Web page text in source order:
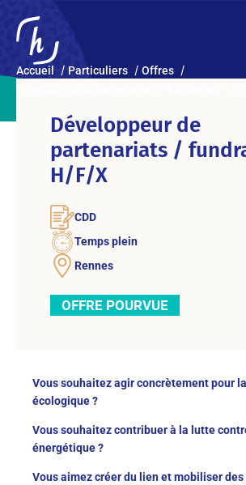
Accueil Particuliers
Offres
Développeur de
partenariats /
H/F/X
CDD
Temps plein
Rennes
OFFRE POURVUE
Vous souhaitez agir concrètement pour
écologique ?
Vous souhaitez contribuer à la lutte
énergétique ?
Vous aimez créer du lien et mobiliser